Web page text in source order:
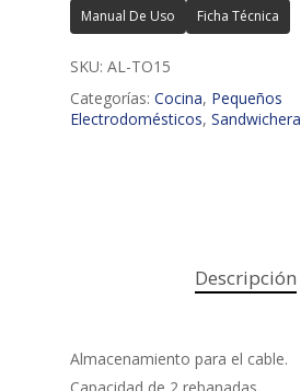
Manual De Uso Ficha Técnica
SKU: AL-TO15
Categorías: Cocina, Pequeños
Electrodomésticos, Sandwichera
Descripción
Almacenamiento para el cable.
Capacidad de 2 rebanadas.